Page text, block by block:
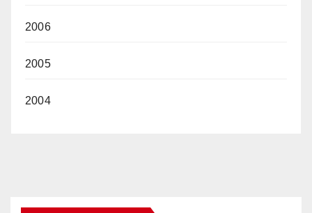
2006
2005
2004